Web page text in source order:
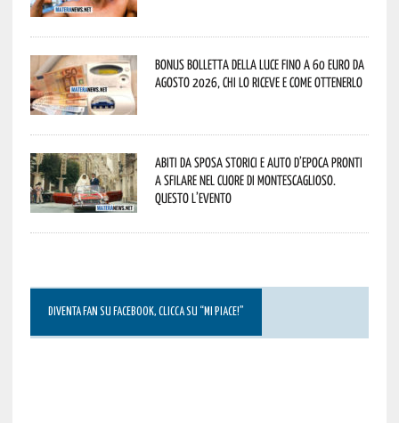
Bonus bolletta della luce fino a 60 euro da
agosto 2026, chi lo riceve e come ottenerlo
Abiti da sposa storici e auto d’epoca pronti
a sfilare nel cuore di Montescaglioso.
Questo l’evento
DIVENTA FAN SU FACEBOOK, CLICCA SU “MI PIACE!”